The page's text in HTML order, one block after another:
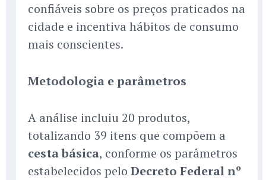
confiáveis sobre os preços praticados na
cidade e incentiva hábitos de consumo
mais conscientes.
Metodologia e parâmetros
A análise incluiu 20 produtos,
totalizando 39 itens que compõem a
cesta básica, conforme os parâmetros
estabelecidos pelo Decreto Federal nº